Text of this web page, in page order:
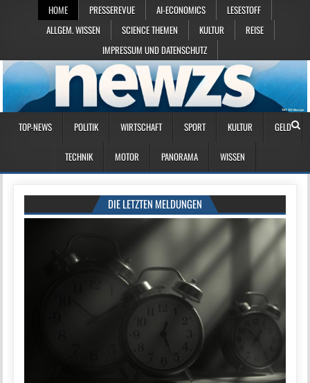
HOME PRESSEREVUE AI-ECONOMICS
LESESTOFF
ALLGEM. WISSEN
SCIENCE THEMEN KULTUR
REISE
IMPRESSUM UND DATENSCHUTZ
TOP-NEWS POLITIK WIRTSCHAFT SPORT KULTUR GELD
TECHNIK MOTOR PANORAMA WISSEN
DIE LETZTEN MELDUNGEN